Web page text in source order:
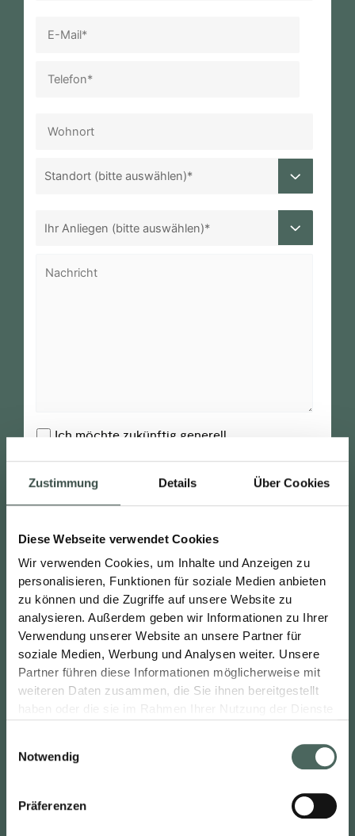
Zustimmung Details Über Cookies
Diese Webseite verwendet Cookies
Wir verwenden Cookies, um Inhalte und Anzeigen zu
personalisieren, Funktionen für soziale Medien anbieten
zu können und die Zugriffe auf unsere Website zu
analysieren. Außerdem geben wir Informationen zu Ihrer
Verwendung unserer Website an unsere Partner für
soziale Medien, Werbung und Analysen weiter. Unsere
Partner führen diese Informationen möglicherweise mit
weiteren Daten zusammen, die Sie ihnen bereitgestellt
haben oder die sie im Rahmen Ihrer Nutzung der Dienste
Notwendig
Präferenzen
Ich möchte zukünftig generell
persönlichen Daten speichern und verarbeiten
muss und akzeptiere die
Datenschutzinformation.*
Bad- und Fliesenberatungstermin anfragen.
Fliesenplanung haben? Dann senden Sie uns
gerne Ihre Kontaktdaten.
vorbereiten können, würden wir uns über die